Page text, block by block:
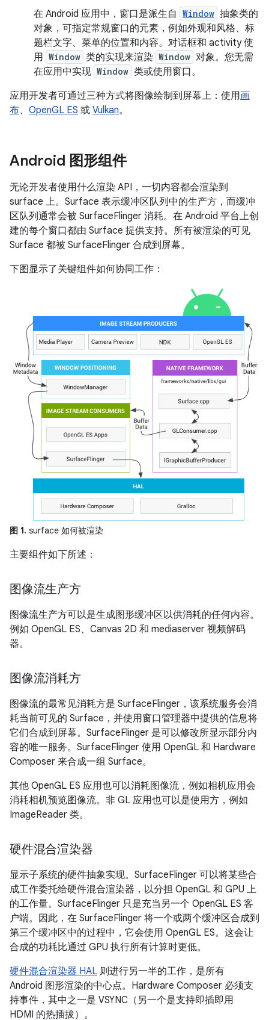
在 Android 应用中，窗口是派生自 Window 抽象类的
对象，可指定常规窗口的元素，例如外观和风格、标
题栏文字、菜单的位置和内容。对话框和 activity 使
用 Window 类的实现来渲染 Window 对象。您无需
在应用中实现 Window 类或使用窗口。
应用开发者可通过三种方式将图像绘制到屏幕上：使用画
布、 OpenGL ES 或 Vulkan。
Android 图形组件
无论开发者使用什么渲染 API，一切内容都会渲染到
surface 上。Surface 表示缓冲区队列中的生产方，而缓冲
区队列通常会被 SurfaceFlinger 消耗。在 Android 平台上创
建的每个窗口都由 Surface 提供支持。所有被渲染的可见
Surface 都被 SurfaceFlinger 合成到屏幕。
下图显示了关键组件如何协同工作：
图 1. surface 如何被渲染
主要组件如下所述：
图像流生产方
图像流生产方可以是生成图形缓冲区以供消耗的任何内容。
例如 OpenGL ES、Canvas 2D 和 mediaserver 视频解码
器。
图像流消耗方
图像流的最常见消耗方是 SurfaceFlinger，该系统服务会消
耗当前可见的 Surface，并使用窗口管理器中提供的信息将
它们合成到屏幕。SurfaceFlinger 是可以修改所显示部分内
容的唯一服务。SurfaceFlinger 使用 OpenGL 和 Hardware
Composer 来合成一组 Surface。
其他 OpenGL ES 应用也可以消耗图像流，例如相机应用会
消耗相机预览图像流。非 GL 应用也可以是使用方，例如
ImageReader 类。
硬件混合渲染器
显示子系统的硬件抽象实现。SurfaceFlinger 可以将某些合
成工作委托给硬件混合渲染器，以分担 OpenGL 和 GPU 上
的工作量。SurfaceFlinger 只是充当另一个 OpenGL ES 客
户端。因此，在 SurfaceFlinger 将一个或两个缓冲区合成到
第三个缓冲区中的过程中，它会使用 OpenGL ES。这会让
合成的功耗比通过 GPU 执行所有计算时更低。
硬件混合渲染器 HAL 则进行另一半的工作，是所有
Android 图形渲染的中心点。Hardware Composer 必须支
持事件，其中之一是 VSYNC（另一个是支持即插即用
HDMI 的热插拔）。